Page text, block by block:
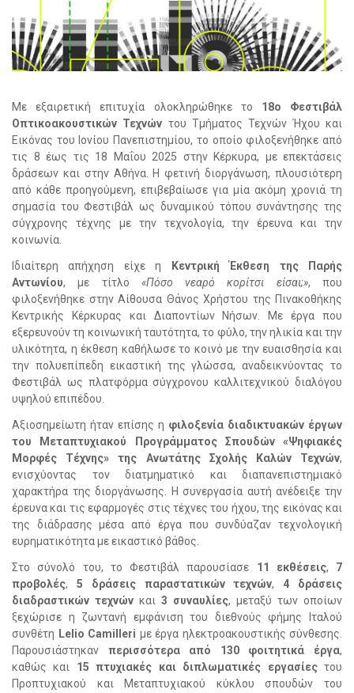
Με εξαιρετική επιτυχία ολοκληρώθηκε το 18ο Φεστιβάλ
Οπτικοακουστικών Τεχνών του Τμήματος Τεχνών Ήχου και
Εικόνας του Ιονίου Πανεπιστημίου, το οποίο φιλοξενήθηκε από
τις 8 έως τις 18 Μαΐου 2025 στην Κέρκυρα, με επεκτάσεις
δράσεων και στην Αθήνα. Η φετινή διοργάνωση, πλουσιότερη
από κάθε προηγούμενη, επιβεβαίωσε για μία ακόμη χρονιά τη
σημασία του Φεστιβάλ ως δυναμικού τόπου συνάντησης της
σύγχρονης τέχνης με την τεχνολογία, την έρευνα και την
κοινωνία.
Ιδιαίτερη απήχηση είχε η
Κεντρική Έκθεση της Παρής
Αντωνίου, με τίτλο «Πόσο νεαρό κορίτσι είσαι;», που
φιλοξενήθηκε στην Αίθουσα Θάνος Χρήστου της Πινακοθήκης
Κεντρικής Κέρκυρας και Διαποντίων Νήσων. Με έργα που
εξερευνούν τη κοινωνική ταυτότητα, το φύλο, την ηλικία και την
υλικότητα, η έκθεση καθήλωσε το κοινό με την ευαισθησία και
την πολυεπίπεδη εικαστική της γλώσσα, αναδεικνύοντας το
Φεστιβάλ ως πλατφόρμα σύγχρονου καλλιτεχνικού διαλόγου
υψηλού επιπέδου.
Αξιοσημείωτη ήταν επίσης η φιλοξενία διαδικτυακών έργων
του Μεταπτυχιακού Προγράμματος Σπουδών «Ψηφιακές
Μορφές Τέχνης» της Ανωτάτης Σχολής Καλών Τεχνών,
ενισχύοντας τον διατμηματικό και διαπανεπιστημιακό
χαρακτήρα της διοργάνωσης. Η συνεργασία αυτή ανέδειξε την
έρευνα και τις εφαρμογές στις τέχνες του ήχου, της εικόνας και
της διάδρασης μέσα από έργα που συνδύαζαν τεχνολογική
ευρηματικότητα με εικαστικό βάθος.
Στο σύνολό του, το Φεστιβάλ παρουσίασε 11 εκθέσεις, 7
προβολές, 5 δράσεις παραστατικών τεχνών, 4 δράσεις
διαδραστικών τεχνών και 3 συναυλίες, μεταξύ των οποίων
ξεχώρισε η ζωντανή εμφάνιση του διεθνούς φήμης Ιταλού
συνθέτη Lelio Camilleri με έργα ηλεκτροακουστικής σύνθεσης.
Παρουσιάστηκαν περισσότερα από 130 φοιτητικά έργα,
καθώς και 15 πτυχιακές και διπλωματικές εργασίεςτου
Προπτυχιακού και Μεταπτυχιακού κύκλου σπουδών του